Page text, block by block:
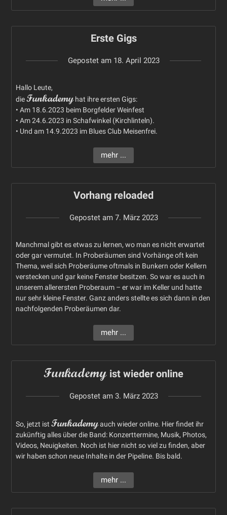
Erste Gigs
Gepostet am 18. April 2023
Hallo Leute,
dieFunkademyhat ihre ersten Gigs:
• Am 18.6.2023 beim Borgfelder Weinfest
• Am 24.6.2023 in Schafwinkel (Kirchlinteln).
• Und am 14.9.2023 im Blues Club Meisenfrei.
mehr ...
Vorhang reloaded
Gepostet am 7. März 2023
Manchmal gibt es etwas zu lernen, wo man es nicht erwartet
oder gar vermutet. In Proberäumen sind Vorhänge oft kein
Thema, weil sich Proberäume oftmals in Bunkern oder Kellern
verstecken und gar keine Fenster besitzen. So war es auch in
unserem allerersten Proberaum – er war im Keller und hatte
nur sehr kleine Fenster. Ganz anders stellte es sich dann in den
nachfolgenden Proberäumen dar.
mehr ...
Funkademy ist wieder online
Gepostet am 3. März 2023
So, jetzt istFunkademyauch wieder online. Hier findet ihr
zukünftig alles über die Band: Konzerttermine, Musik, Photos,
Videos, Neuigkeiten. Noch ist hier nicht so viel zu finden, aber
wir haben schon neue Inhalte in der Pipeline. Bis bald.
mehr ...